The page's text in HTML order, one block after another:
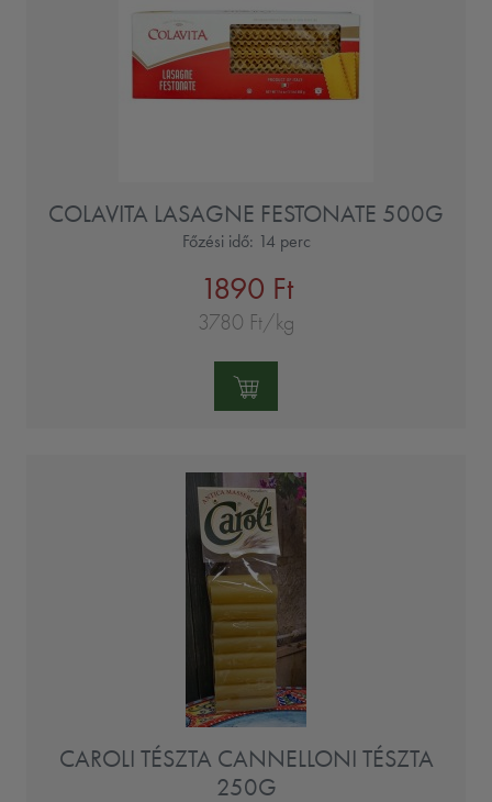
COLAVITA LASAGNE FESTONATE 500G
Főzési idő: 14 perc
1890 Ft
3780 Ft/kg
Mennyiség:
CAROLI TÉSZTA CANNELLONI TÉSZTA
250G